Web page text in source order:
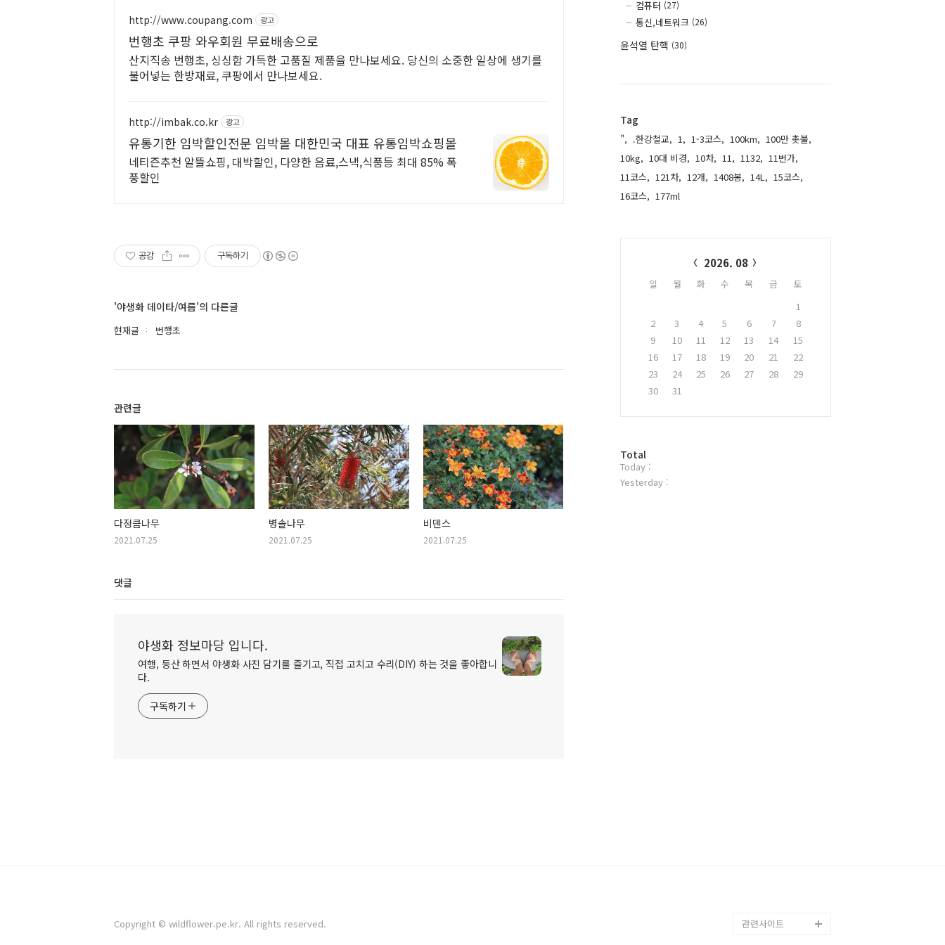
http://www.coupang.com 광고
번행초 쿠팡 와우회원 무료배송으로
산지직송 번행초, 싱싱함 가득한 고품질 제품을 만나보세요. 당신의 소중한 일상에 생기를
불어넣는 한방재료, 쿠팡에서 만나보세요.
http://imbak.co.kr 광고
유통기한 임박할인전문 임박몰 대한민국 대표 유통임박쇼핑몰
네티즌추천 알뜰쇼핑, 대박할인, 다양한 음료,스낵,식품등 최대 85% 폭
풍할인
공감 구독하기
'야생화 데이타/여름'의 다른글
현재글 번행초
관련글
다정큼나무
2021.07.25
병솔나무
2021.07.25
비덴스
2021.07.25
댓글
야생화 정보마당 입니다.
여행, 등산 하면서 야생화 사진 담기를 즐기고, 직접 고치고 수리(DIY) 하는 것을 좋아합니
다.
구독하기
컴퓨터 (27)
통신,네트워크 (26)
윤석열 탄핵 (30)
Tag
", .한강철교, 1, 1-3코스, 100km, 100만 촛불,
10kg, 10대 비경, 10차, 11, 1132, 11번가,
11코스, 121차, 12개, 1408봉, 14L, 15코스,
16코스, 177ml,
2026. 08
일 월 화 수 목 금
토
1
2
3 4 5 6 7
8
9
10 11 12 13 14
15
16
17 18 19 20 21
22
23
24 25 26 27 28
29
30
31
방
문
자
Total
Today :
Yesterday :
Copyright © wildflower.pe.kr. All rights reserved. 관련사이트